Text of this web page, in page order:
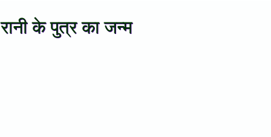
रानी के पुत्र का जन्म